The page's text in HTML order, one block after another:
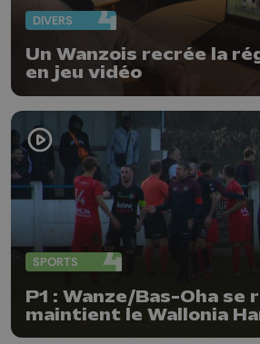
DIVERS
Un Wanzois recrée la
en jeu vidéo
SPORTS
P1 : Wanze/Bas-Oha se
maintient le Wallonia
doute